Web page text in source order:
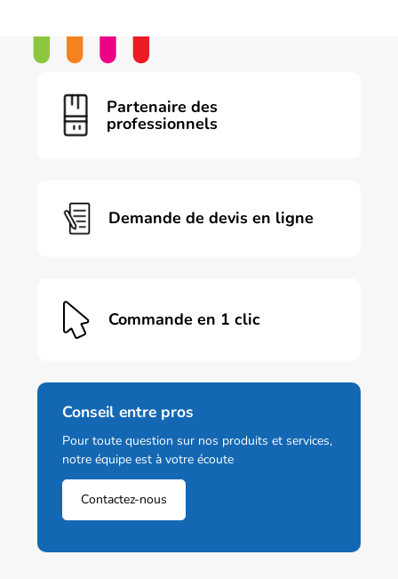
Partenaire des
professionnels
Demande de devis en ligne
Commande en 1 clic
Conseil entre pros
Pour toute question sur nos produits et services,
notre équipe est à votre écoute
Contactez-nous